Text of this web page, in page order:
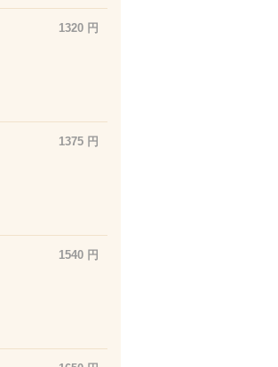
1320 円
1375 円
1540 円